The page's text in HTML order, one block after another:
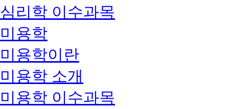
심리학 이수과목
미용학
미용학이란
미용학 소개
미용학 이수과목